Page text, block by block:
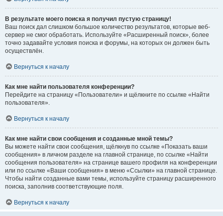
В результате моего поиска я получил пустую страницу!
Ваш поиск дал слишком большое количество результатов, которые веб-
сервер не смог обработать. Используйте «Расширенный поиск», более
точно задавайте условия поиска и форумы, на которых он должен быть
осуществлён.
Вернуться к началу
Как мне найти пользователя конференции?
Перейдите на страницу «Пользователи» и щёлкните по ссылке «Найти
пользователя».
Вернуться к началу
Как мне найти свои сообщения и созданные мной темы?
Вы можете найти свои сообщения, щёлкнув по ссылке «Показать ваши
сообщения» в личном разделе на главной странице, по ссылке «Найти
сообщения пользователя» на странице вашего профиля на конференции
или по ссылке «Ваши сообщения» в меню «Ссылки» на главной странице.
Чтобы найти созданные вами темы, используйте страницу расширенного
поиска, заполнив соответствующие поля.
Вернуться к началу